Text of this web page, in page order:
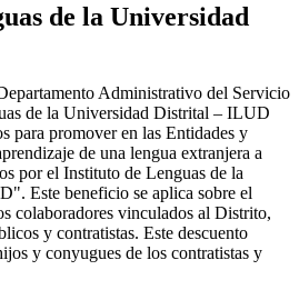
de la Universidad
Administrativo del Servicio
de la Universidad Distrital – ILUD
para promover en las Entidades y
de una lengua extranjera a
por el Instituto de Lenguas de la
Este beneficio se aplica sobre el
colaboradores vinculados al Distrito,
y contratistas. Este descuento
y conyugues de los contratistas y